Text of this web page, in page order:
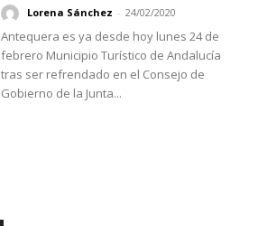
Lorena Sánchez - 24/02/2020
Antequera es ya desde hoy lunes 24 de
febrero Municipio Turístico de Andalucía
tras ser refrendado en el Consejo de
Gobierno de la Junta...